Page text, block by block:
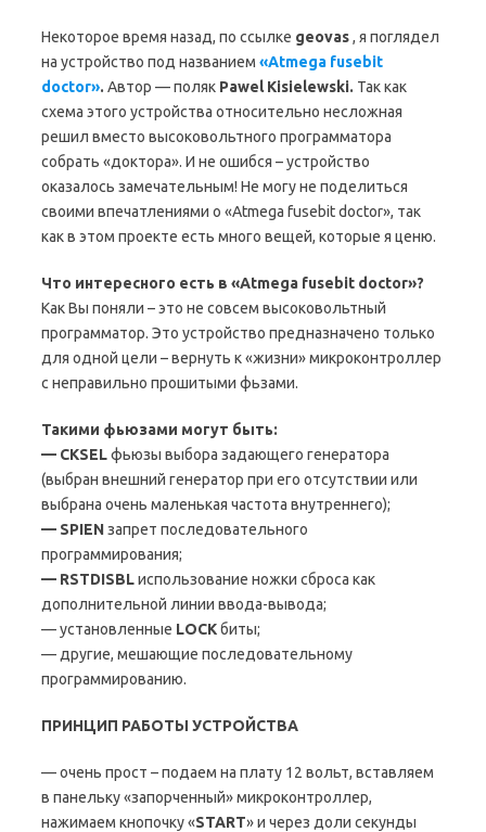
Некоторое время назад, по ссылке geovas, я поглядел
на устройство под названием «Atmega fusebit
doctor». Автор — поляк Pawel Kisielewski. Так как
схема этого устройства относительно несложная
решил вместо высоковольтного программатора
собрать «доктора». И не ошибся – устройство
оказалось замечательным! Не могу не поделиться
своими впечатлениями о «Atmega fusebit doctor», так
как в этом проекте есть много вещей, которые я ценю.
Что интересного есть в «Atmega fusebit doctor»?
Как Вы поняли – это не совсем высоковольтный
программатор. Это устройство предназначено только
для одной цели – вернуть к «жизни» микроконтроллер
с неправильно прошитыми фьзами.
Такими фьюзами могут быть:
— CKSELфьюзы выбора задающего генератора
(выбран внешний генератор при его отсутствии или
выбрана очень маленькая частота внутреннего);
— SPIENзапрет последовательного
программирования;
— RSTDISBLиспользование ножки сброса как
дополнительной линии ввода-вывода;
— установленные LOCKбиты;
— другие, мешающие последовательному
программированию.
ПРИНЦИП РАБОТЫ УСТРОЙСТВА
— очень прост – подаем на плату 12 вольт, вставляем
в панельку «запорченный» микроконтроллер,
нажимаем кнопочку «START» и через доли секунды